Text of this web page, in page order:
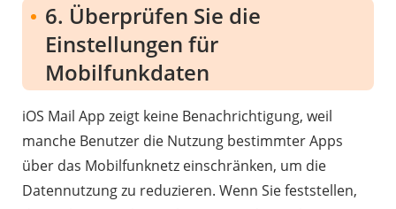
6. Überprüfen Sie die
Einstellungen für
Mobilfunkdaten
iOS Mail App zeigt keine Benachrichtigung, weil
manche Benutzer die Nutzung bestimmter Apps
über das Mobilfunknetz einschränken, um die
Datennutzung zu reduzieren. Wenn Sie feststellen,